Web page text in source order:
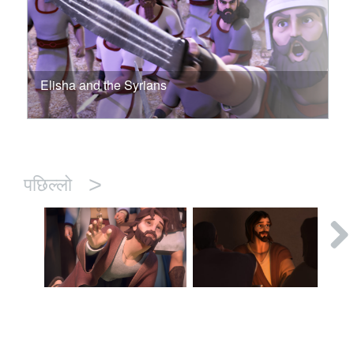
Elisha and the Syrians
पछिल्लो >